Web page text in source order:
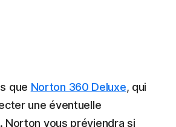
que Norton 360 Deluxe, qui
une éventuelle
Norton vous préviendra si